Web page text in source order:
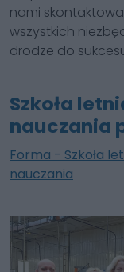
nami
wszystkich
drodze do
Szkoła
nauczania
Forma - Szkoła
nauczania